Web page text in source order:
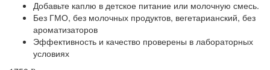
Добавьте каплю в детское питание или молочную смесь.
Без ГМО, без молочных продуктов, вегетарианский, без
ароматизаторов
Эффективность и качество проверены в лабораторных
условиях